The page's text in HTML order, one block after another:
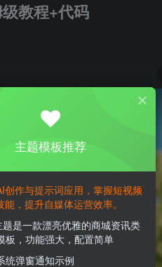
教程+代码
主题模板推荐
创作与提示词应用，掌握短视频
，提升自媒体运营效率。
是一款漂亮优雅的商城资讯类
板，功能强大，配置简单
统弹窗通知示例